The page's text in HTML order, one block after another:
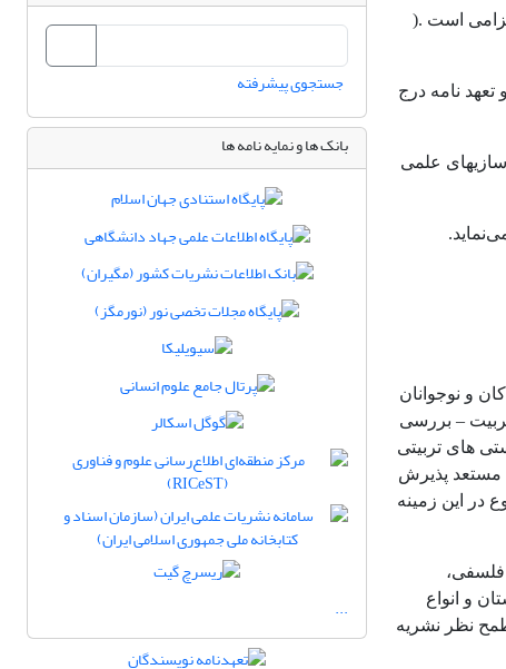
است .(
نامه درج
علمی
و نوجوانان
– بررسی
های تربیتی
مستعد پذیرش
در این زمینه
فلسفی،
و انواع
نظر نشریه
جستجوی پیشرفته
بانک ها و نمایه نامه ها
...